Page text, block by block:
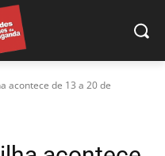
acontece de 13 a 20 de